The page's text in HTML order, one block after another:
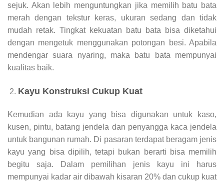
sejuk. Akan lebih menguntungkan jika memilih batu bata
merah dengan tekstur keras, ukuran sedang dan tidak
mudah retak. Tingkat kekuatan batu bata bisa diketahui
dengan mengetuk menggunakan potongan besi. Apabila
mendengar suara nyaring, maka batu bata mempunyai
kualitas baik.
Kayu Konstruksi Cukup Kuat
Kemudian ada kayu yang bisa digunakan untuk kaso,
kusen, pintu, batang jendela dan penyangga kaca jendela
untuk bangunan rumah. Di pasaran terdapat beragam jenis
kayu yang bisa dipilih, tetapi bukan berarti bisa memilih
begitu saja. Dalam pemilihan jenis kayu ini harus
mempunyai kadar air dibawah kisaran 20% dan cukup kuat